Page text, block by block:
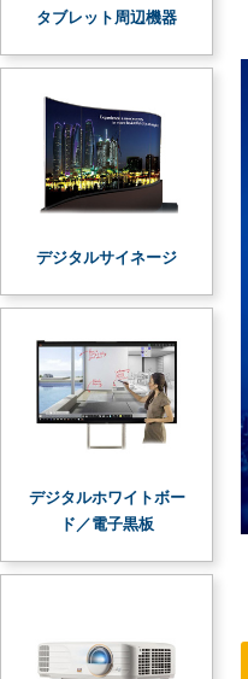
タブレット周辺機器
デジタルサイネージ
デジタルホワイトボー
ド／電子黒板